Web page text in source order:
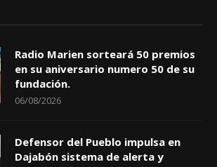
Radio Marien sorteará 50 premios
en su aniversario numero 50 de su
fundación.
06/08/2026
Defensor del Pueblo impulsa en
Dajabón sistema de alerta y